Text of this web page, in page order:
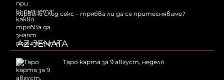
Кървене след секс – трябва ли да се притесняваме?
AZ-JENATA
Таро карта за 9 август, неделя